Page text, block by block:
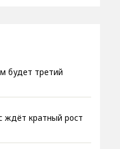
будет третий
ждёт кратный рост